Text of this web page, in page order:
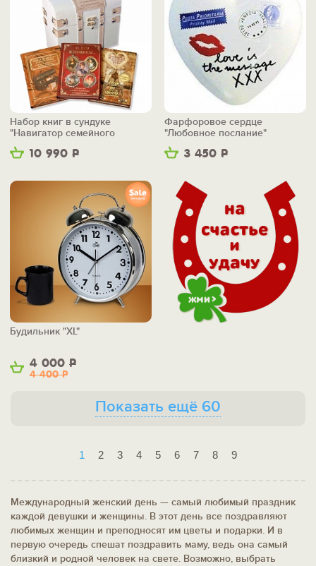
10 990 Р
Набор книг в сундуке
"Навигатор семейного
счастья"
3 450 Р
Фарфоровое сердце
"Любовное послание"
4 000 Р
4 400Р
Будильник "XL"
Показать ещё 60
1 2 3 4 5 6 7 8 9
Международный женский день — самый любимый праздник
каждой девушки и женщины. В этот день все поздравляют
любимых женщин и преподносят им цветы и подарки. И в
первую очередь спешат поздравить маму, ведь она самый
близкий и родной человек на свете. Возможно, выбрать